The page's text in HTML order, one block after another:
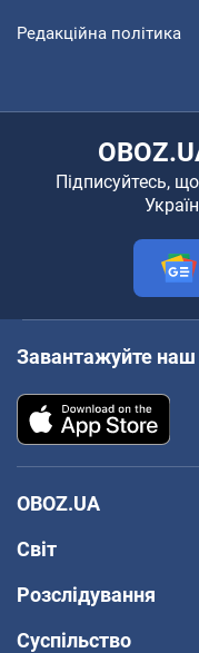
Редакційна політика
Підписуйтесь,
Завантажуйте наш
OBOZ.UA
Світ
Розслідування
Суспільство